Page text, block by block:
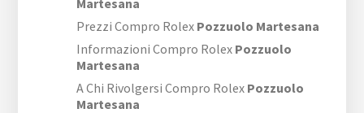
Prezzi Compro Rolex Pozzuolo Martesana
Informazioni Compro Rolex Pozzuolo
Martesana
A Chi Rivolgersi Compro Rolex Pozzuolo
Martesana